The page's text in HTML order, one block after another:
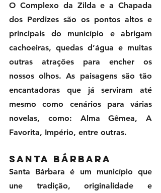
O Complexo da Zilda e a Chapada
dos Perdizes são os pontos altos e
principais do município e abrigam
cachoeiras, quedas d’água e muitas
outras atrações para encher os
nossos olhos. As paisagens são tão
encantadoras que já serviram até
mesmo como cenários para várias
novelas, como: Alma Gêmea, A
Favorita, Império, entre outras.
Santa Bárbara
Santa Bárbara é um município que
une tradição, originalidade e